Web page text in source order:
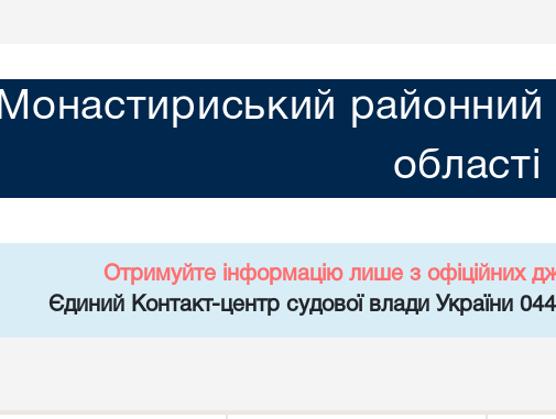
Монастириський районний
області
Отримуйте інформацію лише з офіційних
Єдиний Контакт-центр судової влади України